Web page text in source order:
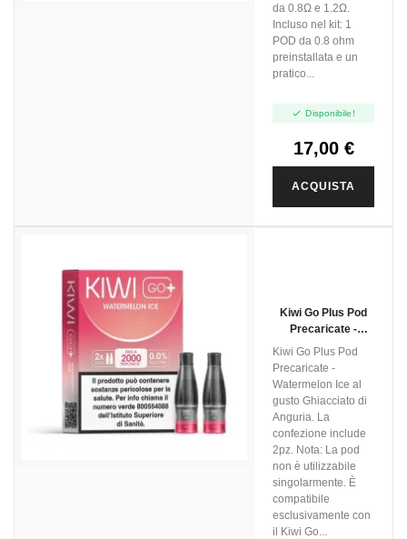
da 0.8Ω e 1.2Ω.
Incluso nel kit: 1
POD da 0.8 ohm
preinstallata e un
pratico...
 Disponibile!
17,00 €
ACQUISTA
Kiwi Go Plus Pod
Precaricate -
Watermelon Ice -
2ml - 2pz
Kiwi Go Plus Pod
Precaricate -
Watermelon Ice al
gusto Ghiacciato di
Anguria. La
confezione include
2pz. Nota: La pod
non è utilizzabile
singolarmente. È
compatibile
esclusivamente con
il Kiwi Go...